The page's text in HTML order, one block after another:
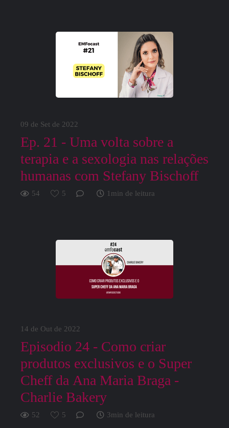
09 de Set de 2022
Ep. 21 - Uma volta sobre a
terapia e a sexologia nas relações
humanas com Stefany Bischoff
54 5 1min de leitura
14 de Out de 2022
Episodio 24 - Como criar
produtos exclusivos e o Super
Cheff da Ana Maria Braga -
Charlie Bakery
52 5 3min de leitura